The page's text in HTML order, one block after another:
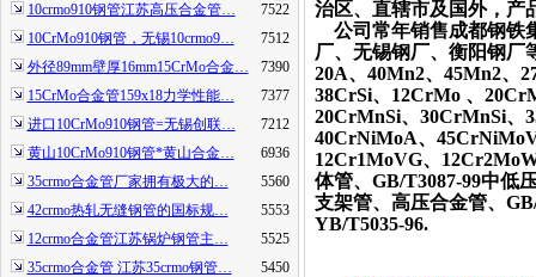
10crmo910钢管江苏高压合金管…
7522
10CrMo910钢管，无锡10crmo9…
7512
外径89mm壁厚16mm15CrMo合金…
7390
15CrMo合金管159x18力学性能…
7377
进口10CrMo910钢管=无锡创联…
7212
黄山10CrMo910钢管*黄山合金…
6936
35crmo合金管厂家拥有极大的…
5560
42crmo热轧无缝钢管的国标规…
5553
12crmo合金管江苏锅炉钢管主…
5525
35crmo合金管 江苏35crmo钢管…
5450
治区、直辖市及国外，产
公司常年销售成都钢铁
厂、无锡钢厂、衡阳钢厂
20A、40Mn2、45Mn2、
38CrSi、12CrMo 、
20CrMnSi、30CrMnSi、
40CrNiMoA、
12Cr1MoVG、
体管、GB/T3087-99中低
支架管、高压合金管、
YB/T5035-96.